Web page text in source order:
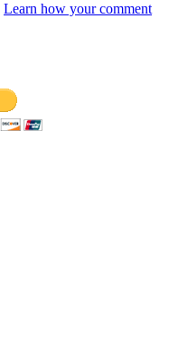
Learn how your comment